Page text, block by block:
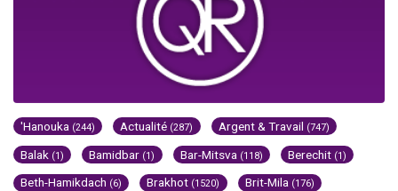
'Hanouka (244) Actualité (287) Argent & Travail (747)
Balak (1) Bamidbar (1) Bar-Mitsva (118) Berechit (1)
Beth-Hamikdach (6) Brakhot (1520) Brit-Mila (176)